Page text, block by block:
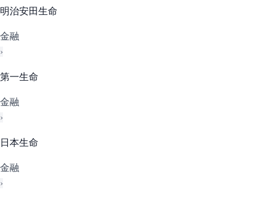
明治安田生命
金融
›
第一生命
金融
›
日本生命
金融
›